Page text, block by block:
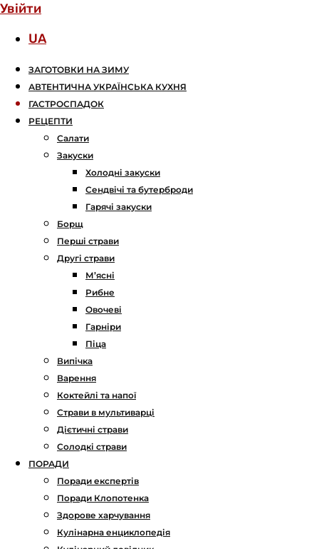
Увійти
UA
ЗАГОТОВКИ НА ЗИМУ
АВТЕНТИЧНА УКРАЇНСЬКА КУХНЯ
ГАСТРОСПАДОК
РЕЦЕПТИ
Салати
Закуски
Холодні закуски
Сендвічі та бутерброди
Гарячі закуски
Борщ
Перші страви
Другі страви
М’ясні
Рибне
Овочеві
Гарніри
Піца
Випічка
Варення
Коктейлі та напої
Страви в мультиварці
Дієтичні страви
Солодкі страви
ПОРАДИ
Поради експертів
Поради Клопотенка
Здорове харчування
Кулінарна енциклопедія